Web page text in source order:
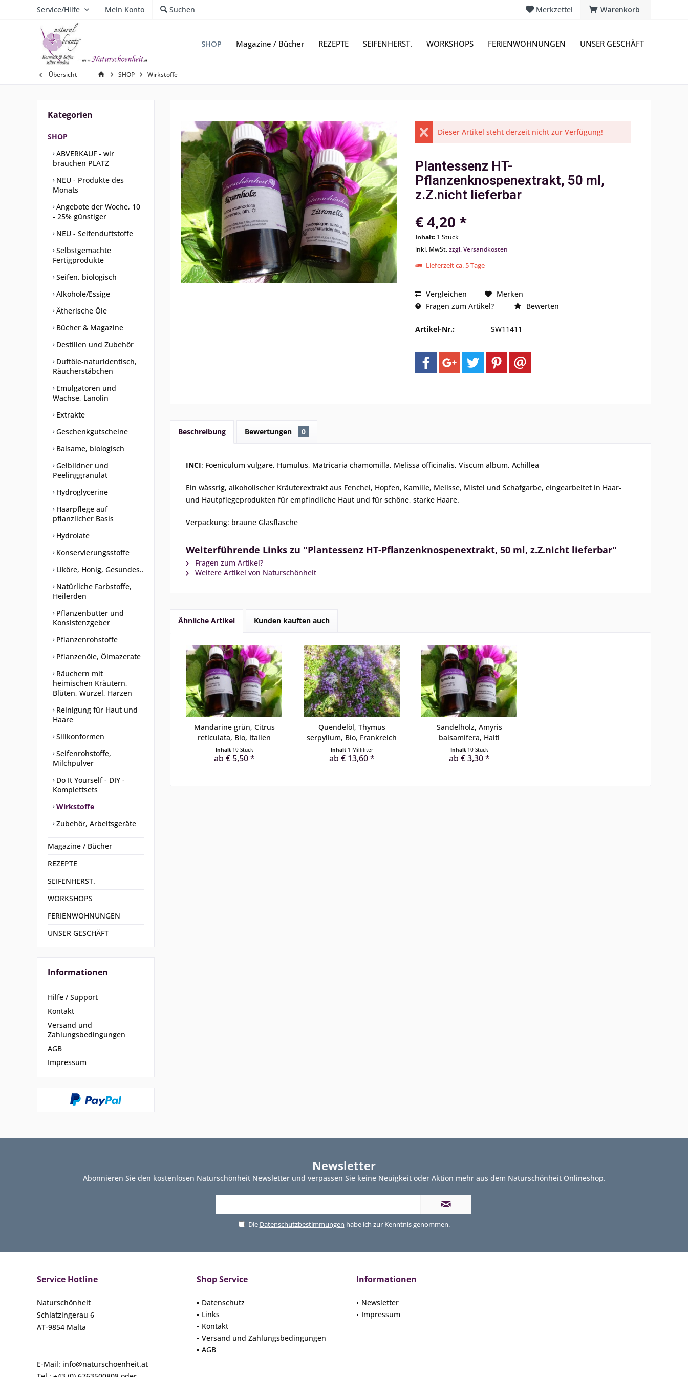
Warenkorb
Merkzettel
Service/Hilfe Mein Konto Suchen
SHOP Magazine / Bücher REZEPTE SEIFENHERST. WORKSHOPS FERIENWOHNUNGEN UNSER GESCHÄFT
Übersicht SHOP Wirkstoffe
Kategorien
SHOP
ABVERKAUF - wir
brauchen PLATZ
NEU - Produkte des
Monats
Angebote der Woche, 10
- 25% günstiger
NEU - Seifenduftstoffe
Selbstgemachte
Fertigprodukte
Seifen, biologisch
Alkohole/Essige
Ätherische Öle
Bücher & Magazine
Destillen und Zubehör
Duftöle-naturidentisch,
Räucherstäbchen
Emulgatoren und
Wachse, Lanolin
Extrakte
Geschenkgutscheine
Balsame, biologisch
Gelbildner und
Peelinggranulat
Hydroglycerine
Haarpflege auf
pflanzlicher Basis
Hydrolate
Konservierungsstoffe
Liköre, Honig, Gesundes..
Natürliche Farbstoffe,
Heilerden
Pflanzenbutter und
Konsistenzgeber
Pflanzenrohstoffe
Pflanzenöle, Ölmazerate
Räuchern mit
heimischen Kräutern,
Blüten, Wurzel, Harzen
Reinigung für Haut und
Haare
Silikonformen
Seifenrohstoffe,
Milchpulver
Do It Yourself - DIY -
Komplettsets
Wirkstoffe
Zubehör, Arbeitsgeräte
Magazine / Bücher
REZEPTE
SEIFENHERST.
WORKSHOPS
FERIENWOHNUNGEN
UNSER GESCHÄFT
Informationen
Hilfe / Support
Kontakt
Versand und
Zahlungsbedingungen
AGB
Impressum
Dieser Artikel steht derzeit nicht zur Verfügung!
Plantessenz HT-
Pflanzenknospenextrakt, 50 ml,
z.Z.nicht lieferbar
€ 4,20 *
Inhalt: 1 Stück
inkl. MwSt.zzgl. Versandkosten
Lieferzeit ca. 5 Tage
Vergleichen
Merken
Fragen zum Artikel?
Bewerten
Artikel-Nr.: SW11411
Beschreibung Bewertungen 0
INCI: Foeniculum vulgare, Humulus, Matricaria chamomilla, Melissa officinalis, Viscum album, Achillea
Ein wässrig, alkoholischer Kräuterextrakt aus Fenchel, Hopfen, Kamille, Melisse, Mistel und Schafgarbe, eingearbeitet in Haar-
und Hautpflegeprodukten für empfindliche Haut und für schöne, starke Haare.
Verpackung: braune Glasflasche
Weiterführende Links zu "Plantessenz HT-Pflanzenknospenextrakt, 50 ml, z.Z.nicht lieferbar"
Fragen zum Artikel?
Weitere Artikel von Naturschönheit
Ähnliche Artikel Kunden kauften auch
Mandarine grün, Citrus
reticulata, Bio, Italien
Inhalt 10 Stück
ab € 5,50 *
Quendelöl, Thymus
serpyllum, Bio, Frankreich
Inhalt 1 Milliliter
ab € 13,60 *
Sandelholz, Amyris
balsamifera, Haiti
Inhalt 10 Stück
ab € 3,30 *
Newsletter
Abonnieren Sie den kostenlosen Naturschönheit Newsletter und verpassen Sie keine Neuigkeit oder Aktion mehr aus dem Naturschönheit Onlineshop.
Die Datenschutzbestimmungen habe ich zur Kenntnis genommen.
Service Hotline
Naturschönheit
Schlatzingerau 6
AT-9854 Malta
E-Mail: info@naturschoenheit.at
Shop Service
Datenschutz
Links
Kontakt
Versand und Zahlungsbedingungen
AGB
Informationen
Newsletter
Impressum